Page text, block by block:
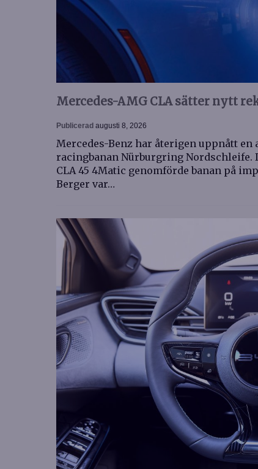
Mercedes-AMG CLA sätter nytt
Publicerad augusti 8, 2026
Mercedes-Benz har återigen uppnått
racingbanan Nürburgring Nordschleife.
CLA 45 4Matic genomförde banan på
Berger var…